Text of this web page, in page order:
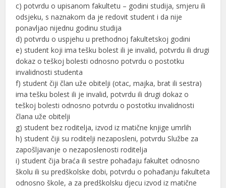
c) potvrdu o upisanom fakultetu – godini studija, smjeru ili
odsjeku, s naznakom da je redovit student i da nije
ponavljao nijednu godinu studija
d) potvrdu o uspjehu u prethodnoj fakultetskoj godini
e) student koji ima tešku bolest ili je invalid, potvrdu ili drugi
dokaz o teškoj bolesti odnosno potvrdu o postotku
invalidnosti studenta
f) student čiji član uže obitelji (otac, majka, brat ili sestra)
ima tešku bolest ili je invalid, potvrdu ili drugi dokaz o
teškoj bolesti odnosno potvrdu o postotku invalidnosti
člana uže obitelji
g) student bez roditelja, izvod iz matične knjige umrlih
h) student čiji su roditelji nezaposleni, potvrdu Službe za
zapošljavanje o nezaposlenosti roditelja
i) student čija braća ili sestre pohađaju fakultet odnosno
školu ili su predškolske dobi, potvrdu o pohađanju fakulteta
odnosno škole, a za predškolsku djecu izvod iz matične